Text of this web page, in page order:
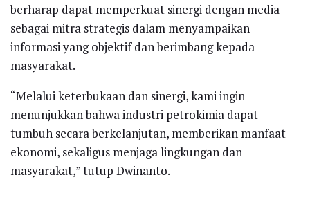
berharap dapat memperkuat sinergi dengan media
sebagai mitra strategis dalam menyampaikan
informasi yang objektif dan berimbang kepada
masyarakat.
“Melalui keterbukaan dan sinergi, kami ingin
menunjukkan bahwa industri petrokimia dapat
tumbuh secara berkelanjutan, memberikan manfaat
ekonomi, sekaligus menjaga lingkungan dan
masyarakat,” tutup Dwinanto.